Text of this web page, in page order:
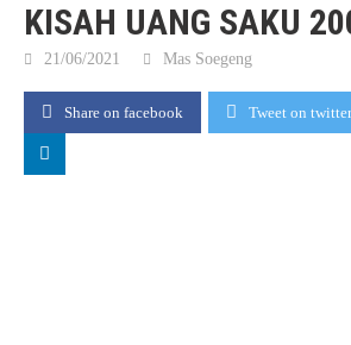
KISAH UANG SAKU
21/06/2021 Mas Soegeng
Share on facebook Tweet on twitter